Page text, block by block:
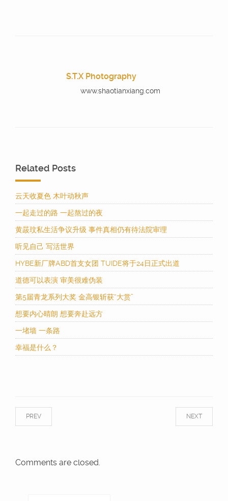
S.T.X Photography
www.shaotianxiang.com
Related Posts
云天收夏色 木叶动秋声
一起走过的路 一起熬过的夜
黄晸玟私生活争议升级 事件真相仍有待法院审理
听见自己 写活世界
HYBE新厂牌ABD首支女团 TUIDE将于24日正式出道
道德可以表演 审美很难伪装
第5届青龙系列大奖 金高银斩获“大赏”
想要内心晴朗 想要奔赴远方
一堵墙 一条路
幸福是什么？
NEXT
PREV
Comments are closed.